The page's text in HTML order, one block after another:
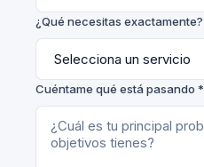
¿Qué necesitas exactamente?
Cuéntame qué está pasando *